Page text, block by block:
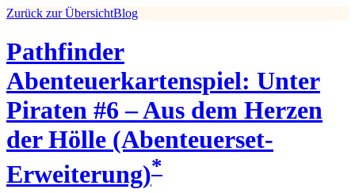
Zurück zur ÜbersichtBlog
Pathfinder
Abenteuerkartenspiel: Unter
Piraten #6 – Aus dem Herzen
der Hölle (Abenteuerset-
Erweiterung)*